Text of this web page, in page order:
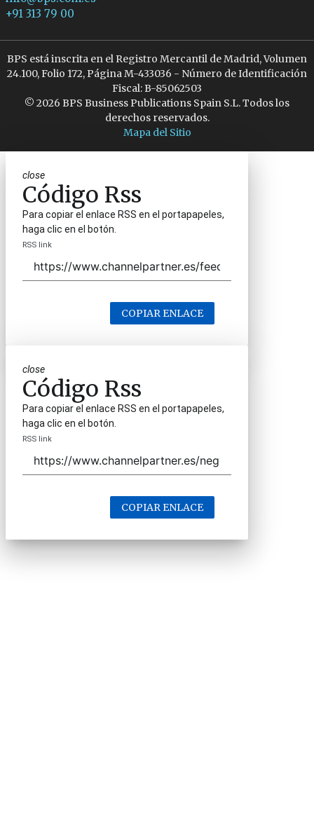
+91 313 79 00
BPS está inscrita en el Registro Mercantil de Madrid, Volumen
24.100, Folio 172, Página M-433036 - Número de Identificación
Fiscal: B-85062503
© 2026 BPS Business Publications Spain S.L. Todos los
derechos reservados.
Mapa del Sitio
close
Código Rss
Para copiar el enlace RSS en el portapapeles,
haga clic en el botón.
RSS link
COPIAR ENLACE
close
Código Rss
Para copiar el enlace RSS en el portapapeles,
haga clic en el botón.
RSS link
COPIAR ENLACE